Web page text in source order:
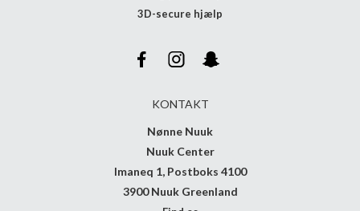
3D-secure hjælp
KONTAKT
Nønne Nuuk
Nuuk Center
Imaneq 1, Postboks 4100
3900 Nuuk Greenland